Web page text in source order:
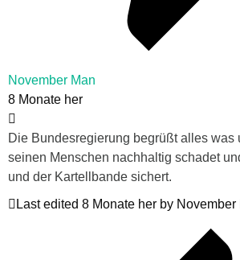
November Man
8 Monate her
Die Bundesregierung begrüßt alles was
seinen Menschen nachhaltig schadet
und der Kartellbande sichert.
Last edited 8 Monate her by November